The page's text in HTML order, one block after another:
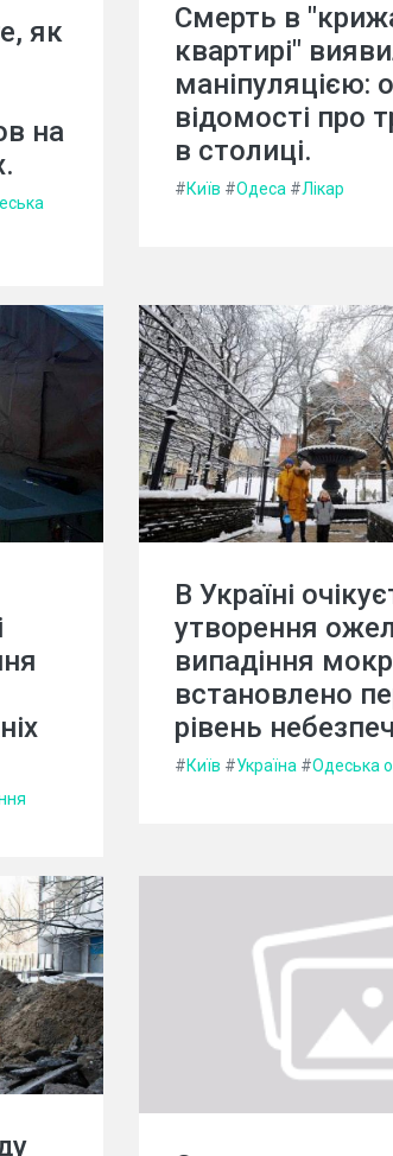
як
на
Смерть в
квартирі"
маніпуляцією:
відомості про
в столиці.
#Київ #Одеса #Лікар
В Україні
утворення
випадіння
встановлено
рівень
#Київ #Україна #Одеська